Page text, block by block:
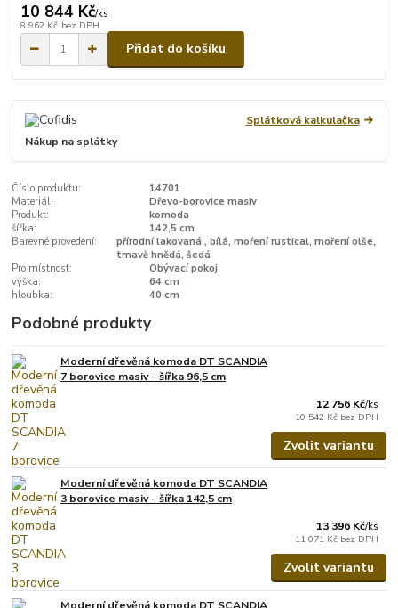
10 844 Kč/ks
8 962 Kč bez DPH
Přidat do košíku
Splátková kalkulačka
Nákup na splátky
Číslo produktu:
14701
Materiál:
Dřevo-borovice masiv
Produkt:
komoda
šířka:
142,5 cm
Barevné provedení:
přírodní lakovaná , bílá, moření rustical, moření olše,
tmavě hnědá, šedá
Pro místnost:
Obývací pokoj
výška:
64 cm
hloubka:
40 cm
Podobné produkty
Moderní dřevěná komoda DT SCANDIA
7 borovice masiv - šířka 96,5 cm
12 756 Kč/ks
10 542 Kč bez DPH
Zvolit variantu
Moderní dřevěná komoda DT SCANDIA
3 borovice masiv - šířka 142,5 cm
13 396 Kč/ks
11 071 Kč bez DPH
Zvolit variantu